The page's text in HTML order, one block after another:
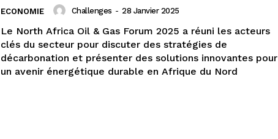
ECONOMIE Challenges - 28 Janvier 2025
Le North Africa Oil & Gas Forum 2025 a réuni les acteurs
clés du secteur pour discuter des stratégies de
décarbonation et présenter des solutions innovantes pour
un avenir énergétique durable en Afrique du Nord